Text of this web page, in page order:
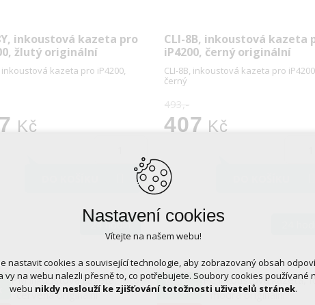
inkoustová kazeta pro
žlutý originální
inkoustová kazeta pro iP4200,
Kč
24 hodin
CLI-8B, inkoustová kazeta
iP4200, černý originální
CLI-8B, inkoustová kazeta pro
černý
493,-
407 Kč
0,90 KČ
VÝTISK
Nastavení cookies
Vítejte na našem webu!
nastavit cookies a související technologie, aby zobrazovaný obsah
vy na webu nalezli přesně to, co potřebujete. Soubory cookies používané
webu nikdy neslouží ke zjišťování totožnosti uživatelů stránek.